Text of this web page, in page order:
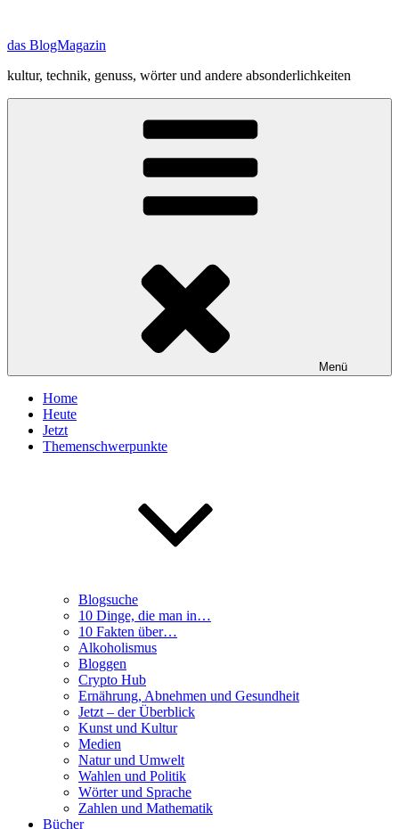
springen
das BlogMagazin
kultur, technik, genuss, wörter und andere absonderlichkeiten
Menü
Home
Heute
Jetzt
Themenschwerpunkte
Blogsuche
10 Dinge, die man in…
10 Fakten über…
Alkoholismus
Bloggen
Crypto Hub
Ernährung, Abnehmen und Gesundheit
Jetzt – der Überblick
Kunst und Kultur
Medien
Natur und Umwelt
Wahlen und Politik
Wörter und Sprache
Zahlen und Mathematik
Bücher